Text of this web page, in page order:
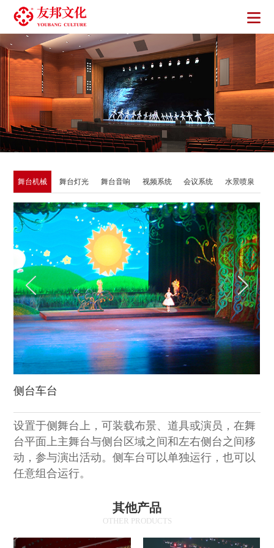
舞台机械 舞台灯光 舞台音响 视频系统 会议系统 水景喷泉
侧台车台
设置于侧舞台上，可装载布景、道具或演员，在舞
台平面上主舞台与侧台区域之间和左右侧台之间移
动，参与演出活动。侧车台可以单独运行，也可以
任意组合运行。
其他产品
OTHER PRODUCTS